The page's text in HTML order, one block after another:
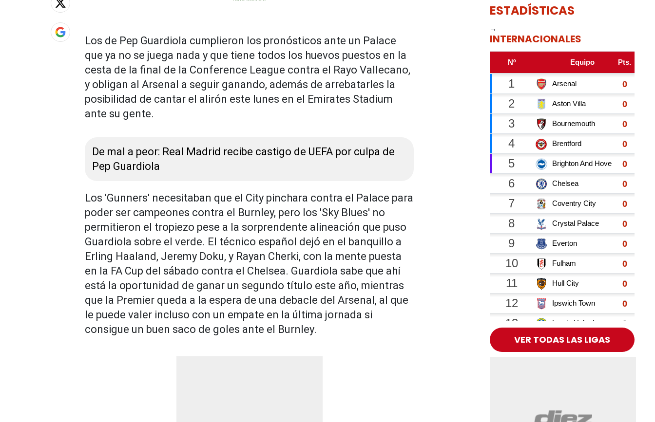
Los de Pep Guardiola cumplieron los pronósticos ante un Palace
que ya no se juega nada y que tiene todos los huevos puestos en la
cesta de la final de la Conference League contra el Rayo Vallecano,
y obligan al Arsenal a seguir ganando, además de arrebatarles la
posibilidad de cantar el alirón este lunes en el Emirates Stadium
ante su gente.
De mal a peor: Real Madrid recibe castigo de UEFA por culpa de
Pep Guardiola
Los 'Gunners' necesitaban que el City pinchara contra el Palace para
poder ser campeones contra el Burnley, pero los 'Sky Blues' no
permitieron el tropiezo pese a la sorprendente alineación que puso
Guardiola sobre el verde. El técnico español dejó en el banquillo a
Erling Haaland, Jeremy Doku, y Rayan Cherki, con la mente puesta
en la FA Cup del sábado contra el Chelsea. Guardiola sabe que ahí
está la oportunidad de ganar un segundo título este año, mientras
que la Premier queda a la espera de una debacle del Arsenal, al que
le puede valer incluso con un empate en la última jornada si
consigue un buen saco de goles ante el Burnley.
ESTADÍSTICAS
→
INTERNACIONALES
VER TODAS LAS LIGAS